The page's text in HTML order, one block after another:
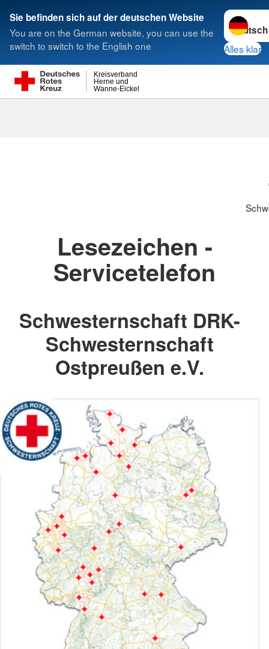
Sie befinden sich auf der deutschen Website
You are on the German website, you can use the
switch to switch to the English one
Sprache
Alles klar
Wanne-Eickel
Herne und
Kreisverband
Suche
Lesezeichen -
Servicetelefon
Schwesternschaft DRK-
Schwesternschaft
Ostpreußen e.V.